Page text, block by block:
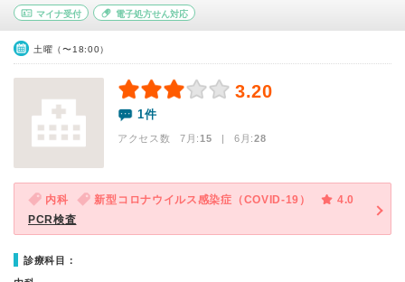
マイナ受付 電子処方せん対応
土曜（〜18:00）
3.20
1件
アクセス数 7月:15 | 6月:28
内科 新型コロナウイルス感染症（COVID-19）
4.0
PCR検査
診療科目：